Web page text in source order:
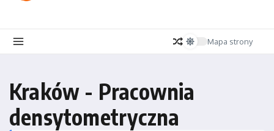
Mapa strony
Kraków - Pracownia
densytometryczna